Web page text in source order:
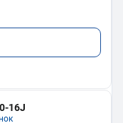
16J